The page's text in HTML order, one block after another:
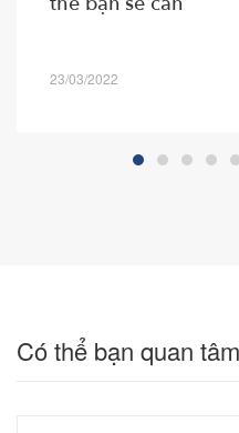
23/03/2022
Có thể bạn quan tâm